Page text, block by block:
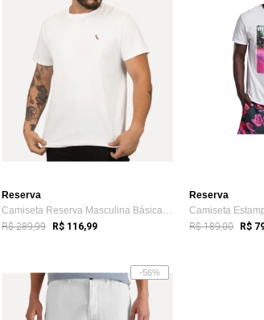
Reserva
Camiseta Reserva Masculina Básica Brasa ...
R$ 289,99 R$ 116,99
Reserva
R$ 189,00 R$
-56%